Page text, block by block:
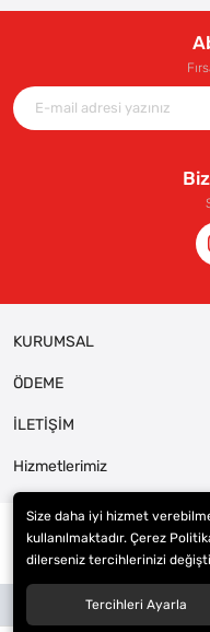
KURUMSAL
ÖDEME
İLETİŞİM
Hizmetlerimiz
© 2023ER-LAS Oto Jant ve
Size daha iyi hizmet
kullanılmaktadır. Çerez
dilerseniz tercihlerinizi
Tercihleri Ayarla